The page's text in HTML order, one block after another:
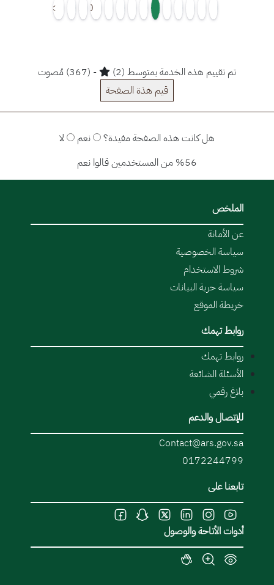
4
5
10
>>
تم تقييم هذه الخدمة بمتوسط (2)
- (367) مُصوت
قيم هذة الصفحة
هل كانت هذه الصفحة مفيدة؟ نعم
لا
%56 من المستخدمين قالوا نعم
الملخص
عن الأمانة
سياسة الخصوصية
شروط الاستخدام
سياسة حرية البيانات
خريطة الموقع
روابط تهمك
روابط تهمك
الأسئلة الشائعة
بلاغ رقمي
للإتصال والدعم
Contact@ars.gov.sa
0172244799
تابعنا على
أدوات الأتاحة والوصول